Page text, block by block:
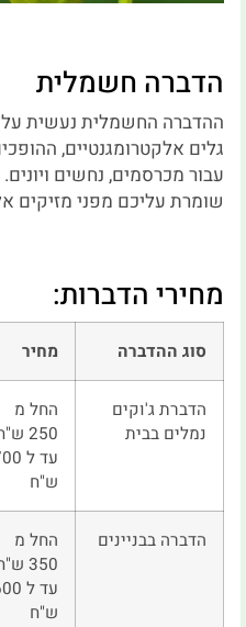
הדברה חשמלית
ההדברה החשמלית נעשית
גלים אלקטרומגנטיים,
עבור מכרסמים, נחשים
שומרת עליכם מפני מזיקים
מחירי הדברות:
סוג ההדברה מחיר
הדברת ג'וקים
נמלים בבית
החל מ
250
עד ל
ש"ח
הדברה בבניינים
החל מ
350
עד ל
ש"ח